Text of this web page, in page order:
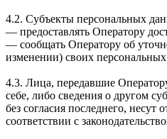
4.2. Субъекты персональных
— предоставлять Оператору
— сообщать Оператору об
изменении) своих
4.3. Лица, передавшие
себе, либо сведения о другом
без согласия последнего, несут
соответствии с